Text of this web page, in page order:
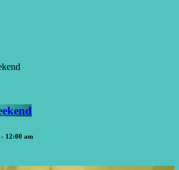
- 12:00 am